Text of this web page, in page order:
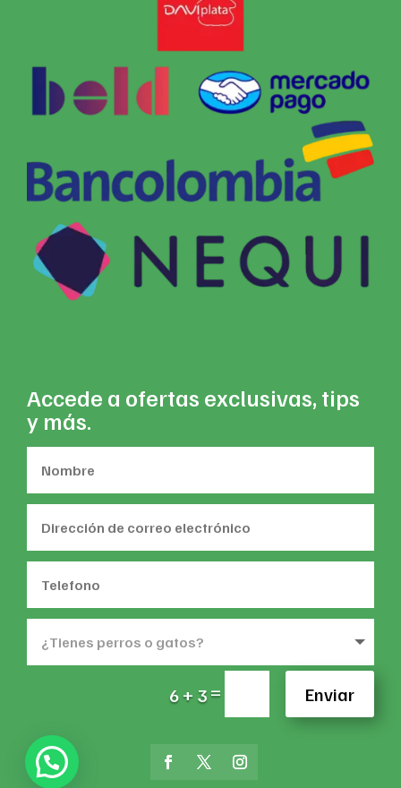
Accede a ofertas exclusivas, tips
y más.
6 + 3= Enviar